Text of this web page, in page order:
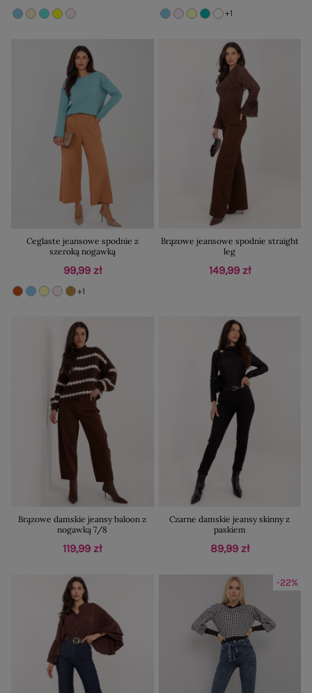
+1
Ceglaste jeansowe spodnie z
szeroką nogawką
99,99 zł
+1
Brązowe jeansowe spodnie straight
leg
149,99 zł
Brązowe damskie jeansy baloon z
nogawką 7/8
119,99 zł
Czarne damskie jeansy skinny z
paskiem
89,99 zł
-22%